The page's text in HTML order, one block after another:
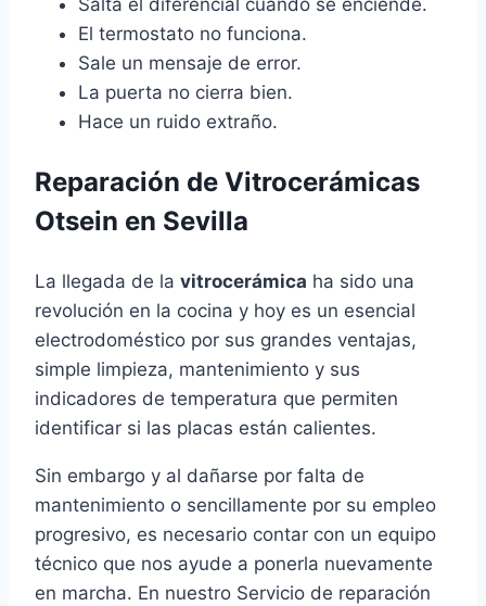
Salta el diferencial cuando se enciende.
El termostato no funciona.
Sale un mensaje de error.
La puerta no cierra bien.
Hace un ruido extraño.
Reparación de Vitrocerámicas
Otsein en Sevilla
La llegada de la vitrocerámica ha sido una
revolución en la cocina y hoy es un esencial
electrodoméstico por sus grandes ventajas,
simple limpieza, mantenimiento y sus
indicadores de temperatura que permiten
identificar si las placas están calientes.
Sin embargo y al dañarse por falta de
mantenimiento o sencillamente por su empleo
progresivo, es necesario contar con un equipo
técnico que nos ayude a ponerla nuevamente
en marcha. En nuestro Servicio de reparación